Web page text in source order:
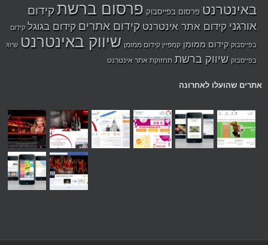
באינטרנט פרסום בפייסבוק פרסום ברשת קידום
אורגני קידום אתר אינטרנט קידום אתרים קידום בגוגל קידום
בפייסבוק קידום ממומן קמפיין קידום ממומן שיווק באינטרנט שיווק
בפייסבוק שיווק ברשת תחזוקת אתר אינטרנט
אתרים שהועלו לאחרונה